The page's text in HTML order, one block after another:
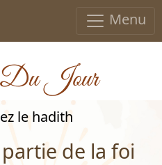
Menu
Jour
le hadith
de la foi